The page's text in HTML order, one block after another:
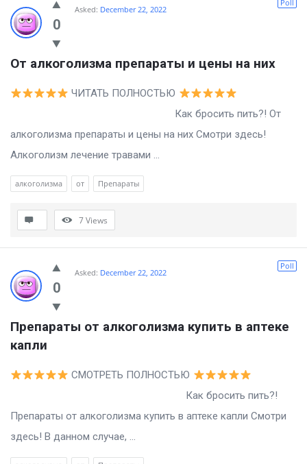
0
Poll
Asked: December 22, 2022
От алкоголизма препараты и цены на них
ЧИТАТЬ ПОЛНОСТЬЮ
Как бросить пить?! От
алкоголизма препараты и цены на них Смотри здесь!
Алкоголизм лечение травами ...
алкоголизма от Препараты
7Views
0
Poll
Asked: December 22, 2022
Препараты от алкоголизма купить в аптеке
капли
СМОТРЕТЬ ПОЛНОСТЬЮ
Как бросить пить?!
Препараты от алкоголизма купить в аптеке капли Смотри
здесь! В данном случае, ...